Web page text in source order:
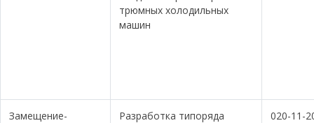
трюмных холодильных
машин
Замещение-
Разработка типоряда
020-11-